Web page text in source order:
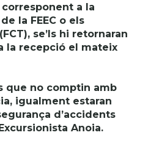
a la
la FEEC o els
se’ls hi retornaran
la recepció el mateix
que no comptin amb
igualment estaran
d’accidents
Anoia.